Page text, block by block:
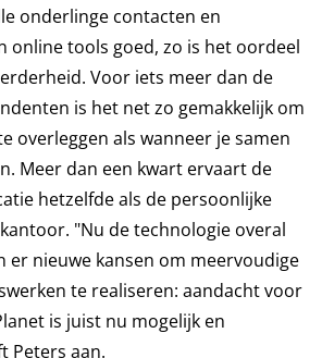
onderlinge contacten en
online tools goed, zo is het oordeel
Voor iets meer dan de
is het net zo gemakkelijk om
overleggen als wanneer je samen
Meer dan een kwart ervaart de
hetzelfde als de persoonlijke
"Nu de technologie overal
er nieuwe kansen om meervoudige
te realiseren: aandacht voor
is juist nu mogelijk en
Peters aan.